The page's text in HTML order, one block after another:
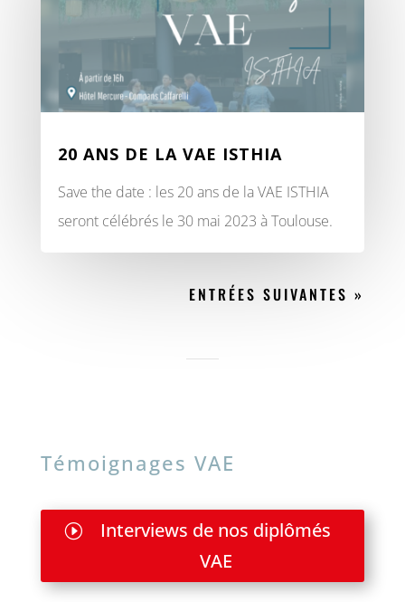
20 ANS DE LA VAE ISTHIA
Save the date : les 20 ans de la VAE ISTHIA
seront célébrés le 30 mai 2023 à Toulouse.
ENTRÉES SUIVANTES »
Témoignages VAE
Interviews de nos diplômés
VAE